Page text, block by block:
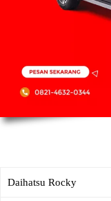
Daihatsu Rocky